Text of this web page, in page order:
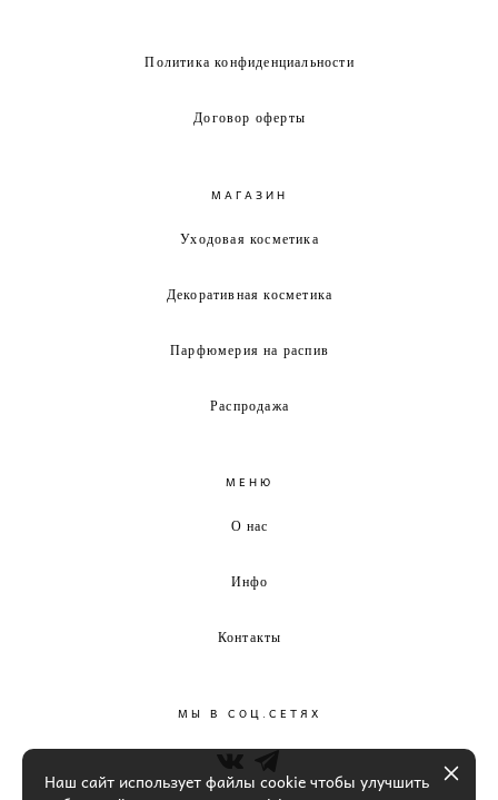
Политика конфиденциальности
Договор оферты
МАГАЗИН
Уходовая косметика
Декоративная косметика
Парфюмерия на распив
Распродажа
МЕНЮ
О нас
Инфо
Контакты
МЫ В СОЦ.СЕТЯХ
Наш сайт использует файлы cookie чтобы улучшить